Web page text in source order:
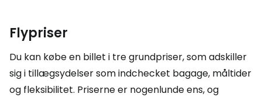
Flypriser
Du kan købe en billet i tre grundpriser, som adskiller
sig i tillægsydelser som indchecket bagage, måltider
og fleksibilitet. Priserne er nogenlunde ens, og